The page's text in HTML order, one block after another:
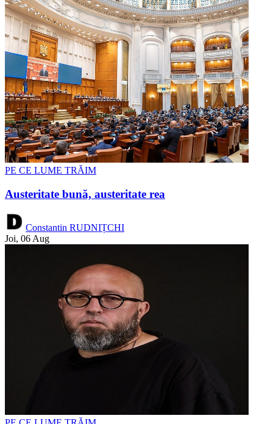
PE CE LUME TRĂIM
Austeritate bună, austeritate rea
Constantin RUDNIȚCHI
Joi, 06 Aug